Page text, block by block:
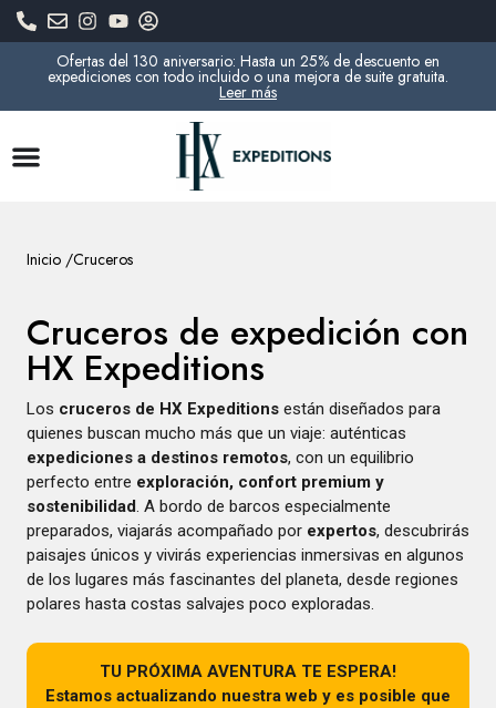
Ofertas del 130 aniversario: Hasta un 25% de descuento en
expediciones con todo incluido o una mejora de suite gratuita.
Leer más
Inicio /Cruceros
Cruceros de expedición con
HX Expeditions
Los cruceros de HX Expeditions están diseñados para
quienes buscan mucho más que un viaje: auténticas
expediciones a destinos remotos, con un equilibrio
perfecto entre exploración, confort premium y
sostenibilidad. A bordo de barcos especialmente
preparados, viajarás acompañado por expertos, descubrirás
paisajes únicos y vivirás experiencias inmersivas en algunos
de los lugares más fascinantes del planeta, desde regiones
polares hasta costas salvajes poco exploradas.
TU PRÓXIMA AVENTURA TE ESPERA!
Estamos actualizando nuestra web y es posible que